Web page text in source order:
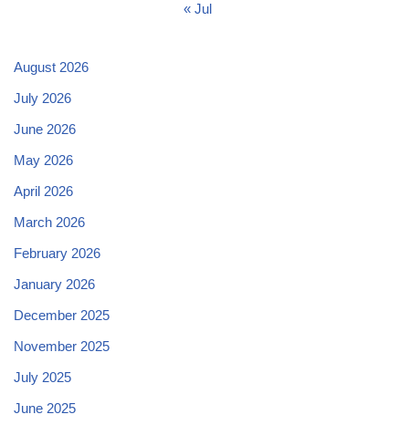
« Jul
August 2026
July 2026
June 2026
May 2026
April 2026
March 2026
February 2026
January 2026
December 2025
November 2025
July 2025
June 2025